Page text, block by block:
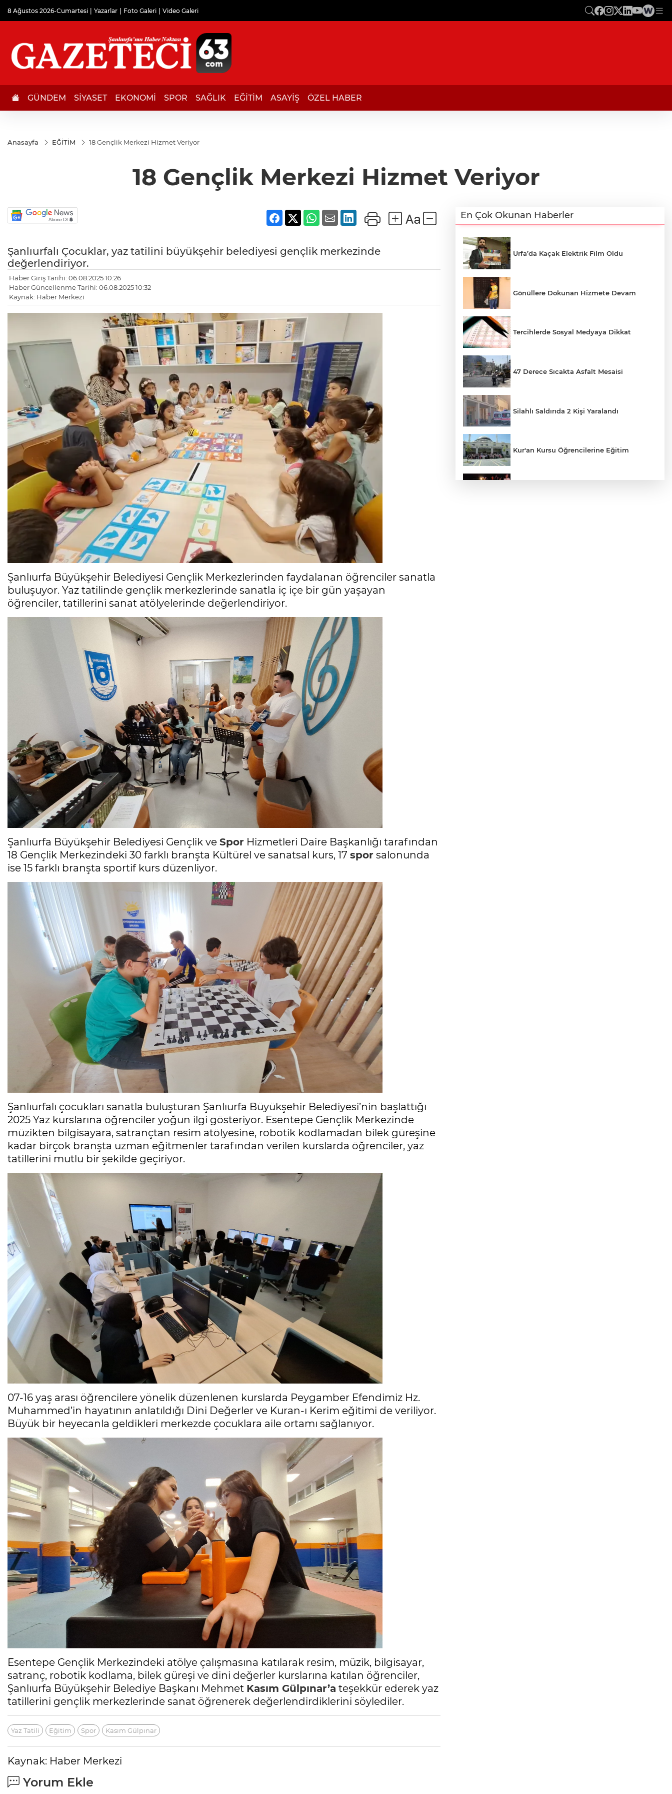
8 Ağustos 2026-Cumartesi Yazarlar Foto Galeri Video Galeri
GÜNDEM SİYASET EKONOMİ SPOR SAĞLIK EĞİTİM ASAYİŞ ÖZEL HABER
Anasayfa EĞİTİM 18 Gençlik Merkezi Hizmet Veriyor
18 Gençlik Merkezi Hizmet Veriyor
Şanlıurfalı Çocuklar, yaz tatilini büyükşehir belediyesi gençlik merkezinde
değerlendiriyor.
Haber Giriş Tarihi: 06.08.2025 10:26
Haber Güncellenme Tarihi: 06.08.2025 10:32
Kaynak: Haber Merkezi
Şanlıurfa Büyükşehir Belediyesi Gençlik Merkezlerinden faydalanan öğrenciler sanatla
buluşuyor. Yaz tatilinde gençlik merkezlerinde sanatla iç içe bir gün yaşayan
öğrenciler, tatillerini sanat atölyelerinde değerlendiriyor.
Şanlıurfa Büyükşehir Belediyesi Gençlik ve Spor Hizmetleri Daire Başkanlığı tarafından
18 Gençlik Merkezindeki 30 farklı branşta Kültürel ve sanatsal kurs, 17 spor salonunda
ise 15 farklı branşta sportif kurs düzenliyor.
Şanlıurfalı çocukları sanatla buluşturan Şanlıurfa Büyükşehir Belediyesi’nin başlattığı
2025 Yaz kurslarına öğrenciler yoğun ilgi gösteriyor. Esentepe Gençlik Merkezinde
müzikten bilgisayara, satrançtan resim atölyesine, robotik kodlamadan bilek güreşine
kadar birçok branşta uzman eğitmenler tarafından verilen kurslarda öğrenciler, yaz
tatillerini mutlu bir şekilde geçiriyor.
07-16 yaş arası öğrencilere yönelik düzenlenen kurslarda Peygamber Efendimiz Hz.
Muhammed’in hayatının anlatıldığı Dini Değerler ve Kuran-ı Kerim eğitimi de veriliyor.
Büyük bir heyecanla geldikleri merkezde çocuklara aile ortamı sağlanıyor.
Esentepe Gençlik Merkezindeki atölye çalışmasına katılarak resim, müzik, bilgisayar,
satranç, robotik kodlama, bilek güreşi ve dini değerler kurslarına katılan öğrenciler,
Şanlıurfa Büyükşehir Belediye Başkanı Mehmet Kasım Gülpınar’a teşekkür ederek yaz
tatillerini gençlik merkezlerinde sanat öğrenerek değerlendirdiklerini söylediler.
Yaz Tatili Eğitim Spor Kasım Gülpınar
Kaynak: Haber Merkezi
Yorum Ekle
En Çok Okunan Haberler
Urfa’da Kaçak Elektrik Film Oldu
Gönüllere Dokunan Hizmete Devam
Tercihlerde Sosyal Medyaya Dikkat
47 Derece Sıcakta Asfalt Mesaisi
Silahlı Saldırıda 2 Kişi Yaralandı
Kur'an Kursu Öğrencilerine Eğitim